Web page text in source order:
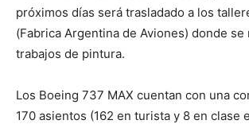
próximos días será trasladado a los
(Fabrica Argentina de Aviones) donde se
trabajos de pintura.
Los Boeing 737 MAX cuentan con una
170 asientos (162 en turista y 8 en clase